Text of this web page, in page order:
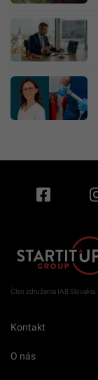
Člen združenia IAB Slovakia
Kontakt
O nás